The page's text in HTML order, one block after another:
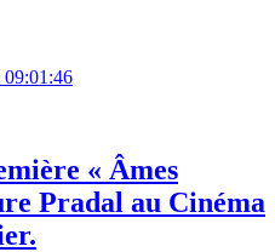
09:01:46
« Âmes
Pradal au Cinéma